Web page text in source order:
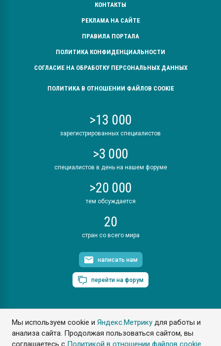
Мы используем cookie иЯндекс.Метрику для работы и
анализа сайта. Продолжая пользоваться сайтом, вы
соглашаетесь с Политикой в отношении файлов cookie
КОНТАКТЫ
РЕКЛАМА НА САЙТЕ
ПРАВИЛА ПОРТАЛА
ПОЛИТИКА КОНФИДЕНЦИАЛЬНОСТИ
СОГЛАСИЕ НА ОБРАБОТКУ ПЕРСОНАЛЬНЫХ ДАННЫХ
ПОЛИТИКА В ОТНОШЕНИИ ФАЙЛОВ COOKIE
>13 000
зарегистрированных специалистов
>3 000
специалистов в день на нашем форуме
>20 000
тем обсуждается
20
стран со всего мира
написать нам
перейти на форум
ПластЭксперт © 2006. Все права защищены
Разрешается копирование материалов сайта с обязательной
ссылкой на www.e-plastic.ru